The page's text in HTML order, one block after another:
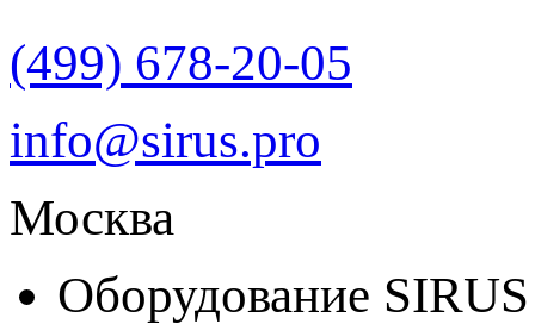
(499) 678-20-05
info@sirus.pro
Москва
Оборудование SIRUS